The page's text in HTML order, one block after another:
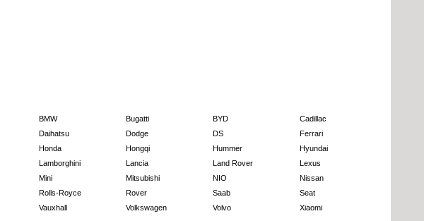
BMW Bugatti BYD
Cadillac
Daihatsu Dodge DS
Ferrari
Honda Hongqi Hummer
Hyundai
Lamborghini Lancia Land Rover
Lexus
Mini Mitsubishi NIO
Nissan
Rolls-Royce Rover Saab
Seat
Vauxhall Volkswagen Volvo
Xiaomi